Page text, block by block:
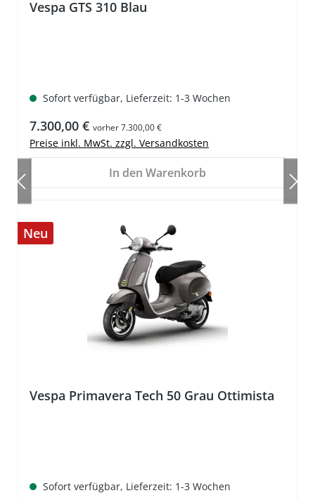
Vespa GTS 310 Blau
Sofort verfügbar, Lieferzeit: 1-3 Wochen
Regulärer Preis:
7.300,00 € vorher 7.300,00 €
Preise inkl. MwSt. zzgl. Versandkosten
In den Warenkorb
Neu
Vespa Primavera Tech 50 Grau Ottimista
Sofort verfügbar, Lieferzeit: 1-3 Wochen